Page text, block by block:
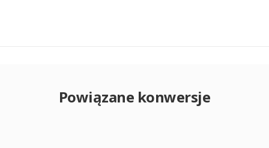
Powiązane konwersje